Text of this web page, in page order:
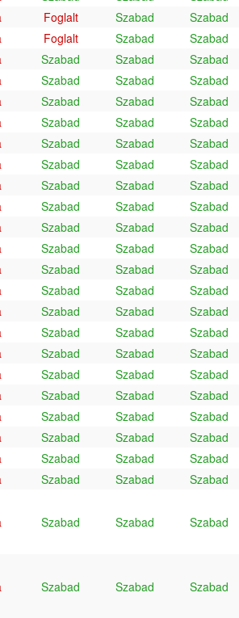
Foglalt Szabad
Szabad
Foglalt Szabad
Szabad
Szabad Szabad
Szabad
Szabad Szabad
Szabad
Szabad Szabad
Szabad
Szabad Szabad
Szabad
Szabad Szabad
Szabad
Szabad Szabad
Szabad
Szabad Szabad
Szabad
Szabad Szabad
Szabad
Szabad Szabad
Szabad
Szabad Szabad
Szabad
Szabad Szabad
Szabad
Szabad Szabad
Szabad
Szabad Szabad
Szabad
Szabad Szabad
Szabad
Szabad Szabad
Szabad
Szabad Szabad
Szabad
Szabad Szabad
Szabad
Szabad Szabad
Szabad
Szabad Szabad
Szabad
Szabad Szabad
Szabad
Szabad Szabad
Szabad
Szabad Szabad Szabad
Szabad Szabad Szabad